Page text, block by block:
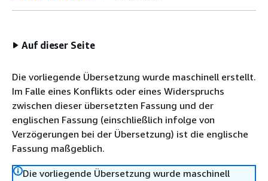
Auf dieser Seite
Die vorliegende Übersetzung wurde maschinell erstellt.
Im Falle eines Konflikts oder eines Widerspruchs
zwischen dieser übersetzten Fassung und der
englischen Fassung (einschließlich infolge von
Verzögerungen bei der Übersetzung) ist die englische
Fassung maßgeblich.
Die vorliegende Übersetzung wurde maschinell